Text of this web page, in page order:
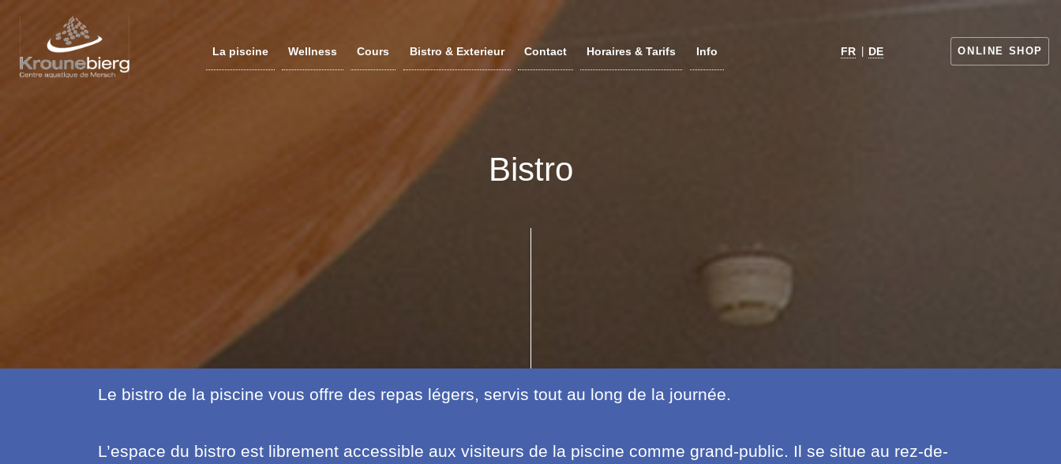
La piscine Wellness Cours Bistro & Exterieur Contact Horaires & Tarifs Info FR | DE ONLINE SHOP
Bistro
Le bistro de la piscine vous offre des repas légers, servis tout au long de la journée.
L’espace du bistro est librement accessible aux visiteurs de la piscine comme grand-public. Il se situe au rez-de-